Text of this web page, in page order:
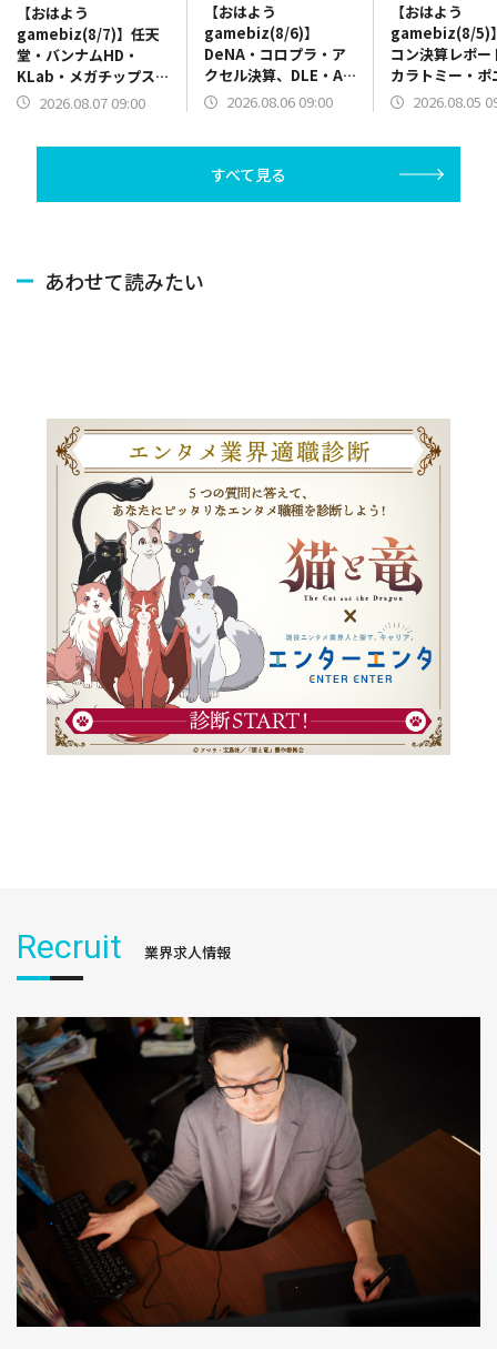
【おはよう
gamebiz(8/7)】任天
堂・バンナムHD・
KLab・メガチップス・
CRIミドルウェア決
2026.08.07 09:00
【おはよう
gamebiz(8/6)】
DeNA・コロプラ・ア
クセル決算、DLE・AI
アニメインタビュー、
2026.08.06 09:00
【おはよう
gamebiz(8/5)
コン決算レポー
カラトミー・ポ
ン決算、『ほの
2026.08.05
すべて見る
あわせて読みたい
Recruit 業界求人情報